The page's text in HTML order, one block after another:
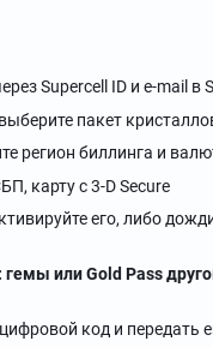
Supercell ID и e-mail в
пакет
регион биллинга и
карту с 3-D Secure
его, либо
или Gold Pass
код и передать